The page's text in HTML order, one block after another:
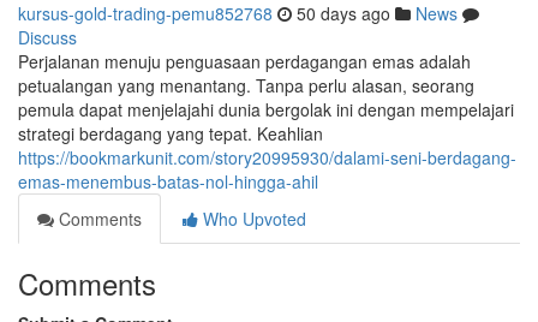
kursus-gold-trading-pemu852768 50 days ago
News
Discuss
Perjalanan menuju penguasaan perdagangan emas adalah
petualangan yang menantang. Tanpa perlu alasan, seorang
pemula dapat menjelajahi dunia bergolak ini dengan mempelajari
strategi berdagang yang tepat. Keahlian
https://bookmarkunit.com/story20995930/dalami-seni-berdagang-
emas-menembus-batas-nol-hingga-ahil
Comments
Who Upvoted
Comments